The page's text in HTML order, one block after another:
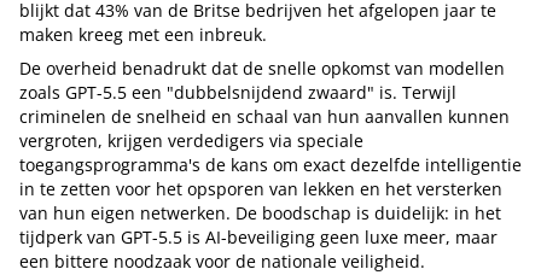
blijkt dat 43% van de Britse bedrijven het afgelopen jaar te
maken kreeg met een inbreuk.
De overheid benadrukt dat de snelle opkomst van modellen
zoals GPT-5.5 een "dubbelsnijdend zwaard" is. Terwijl
criminelen de snelheid en schaal van hun aanvallen kunnen
vergroten, krijgen verdedigers via speciale
toegangsprogramma's de kans om exact dezelfde intelligentie
in te zetten voor het opsporen van lekken en het versterken
van hun eigen netwerken. De boodschap is duidelijk: in het
tijdperk van GPT-5.5 is AI-beveiliging geen luxe meer, maar
een bittere noodzaak voor de nationale veiligheid.